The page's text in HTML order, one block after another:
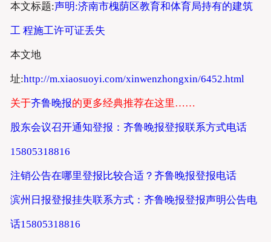
本文标题:声明:济南市槐荫区教育和体育局持有的建筑
工 程施工许可证丢失
本文地
址:http://m.xiaosuoyi.com/xinwenzhongxin/6452.html
关于齐鲁晚报的更多经典推荐在这里……
股东会议召开通知登报：齐鲁晚报登报联系方式电话
15805318816
注销公告在哪里登报比较合适？齐鲁晚报登报电话
滨州日报登报挂失联系方式：齐鲁晚报登报声明公告电
话15805318816